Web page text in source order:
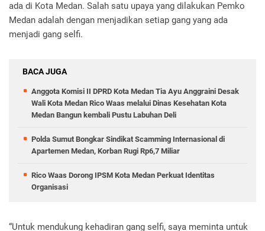
ada di Kota Medan. Salah satu upaya yang dilakukan Pemko
Medan adalah dengan menjadikan setiap gang yang ada
menjadi gang selfi.
BACA JUGA
Anggota Komisi II DPRD Kota Medan Tia Ayu Anggraini Desak
Wali Kota Medan Rico Waas melalui Dinas Kesehatan Kota
Medan Bangun kembali Pustu Labuhan Deli
Polda Sumut Bongkar Sindikat Scamming Internasional di
Apartemen Medan, Korban Rugi Rp6,7 Miliar
Rico Waas Dorong IPSM Kota Medan Perkuat Identitas
Organisasi
“Untuk mendukung kehadiran gang selfi, saya meminta untuk